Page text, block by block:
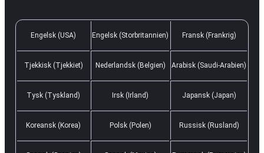
Engelsk (USA) Engelsk (Storbritannien) Fransk (Frankrig)
Tjekkisk (Tjekkiet) Nederlandsk (Belgien) Arabisk (Saudi-Arabien)
Tysk (Tyskland) Irsk (Irland) Japansk (Japan)
Koreansk (Korea) Polsk (Polen) Russisk (Rusland)